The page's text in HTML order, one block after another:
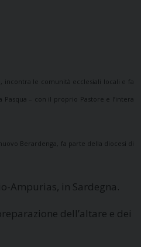
incontra le comunità ecclesiali locali e fa
– con il proprio Pastore e l’intera
Berardenga, fa parte della diocesi di
Ampurias, in Sardegna.
dell’altare e dei